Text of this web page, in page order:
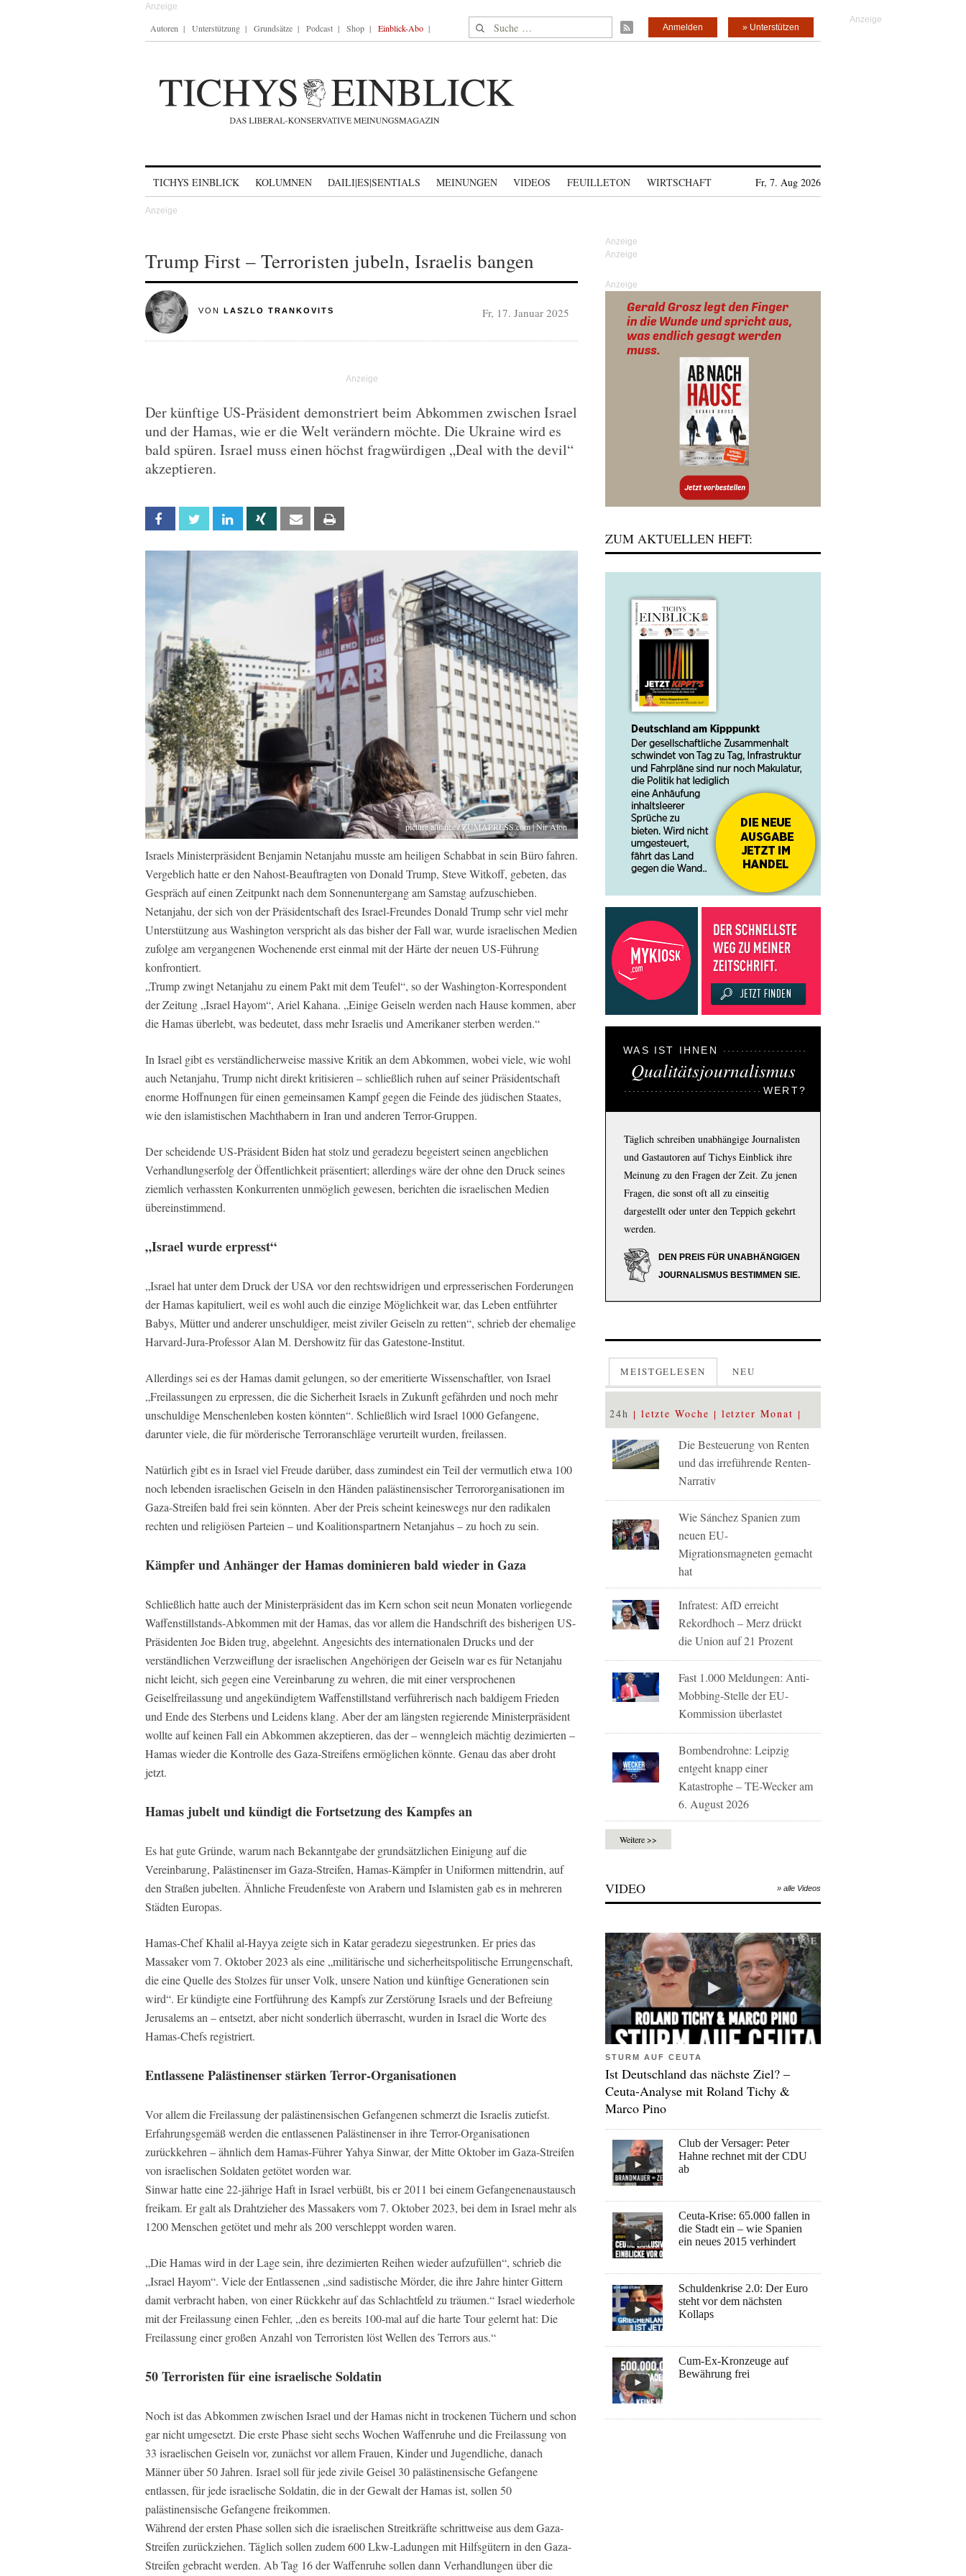
Autoren Unterstützung Grundsätze Podcast Shop Einblick-Abo Suche nach: » Unterstützen
Anmelden
TICHYS EINBLICK KOLUMNEN DAILI|ES|SENTIALS MEINUNGEN VIDEOS FEUILLETON WIRTSCHAFT Fr, 7. Aug 2026
Trump First – Terroristen jubeln, Israelis bangen
VON LASZLO TRANKOVITS Fr, 17. Januar 2025
Der künftige US-Präsident demonstriert beim Abkommen zwischen Israel
und der Hamas, wie er die Welt verändern möchte. Die Ukraine wird es
bald spüren. Israel muss einen höchst fragwürdigen „Deal with the devil“
akzeptieren.
Facebook Twitter Linkedin Xing Email
picture alliance / ZUMAPRESS.com | Nir Alon
Israels Ministerpräsident Benjamin Netanjahu musste am heiligen Schabbat in sein Büro fahren.
Vergeblich hatte er den Nahost-Beauftragten von Donald Trump, Steve Witkoff, gebeten, das
Gespräch auf einen Zeitpunkt nach dem Sonnenuntergang am Samstag aufzuschieben.
Netanjahu, der sich von der Präsidentschaft des Israel-Freundes Donald Trump sehr viel mehr
Unterstützung aus Washington verspricht als das bisher der Fall war, wurde israelischen Medien
zufolge am vergangenen Wochenende erst einmal mit der Härte der neuen US-Führung
konfrontiert.
„Trump zwingt Netanjahu zu einem Pakt mit dem Teufel“, so der Washington-Korrespondent
der Zeitung „Israel Hayom“, Ariel Kahana. „Einige Geiseln werden nach Hause kommen, aber
die Hamas überlebt, was bedeutet, dass mehr Israelis und Amerikaner sterben werden.“
In Israel gibt es verständlicherweise massive Kritik an dem Abkommen, wobei viele, wie wohl
auch Netanjahu, Trump nicht direkt kritisieren – schließlich ruhen auf seiner Präsidentschaft
enorme Hoffnungen für einen gemeinsamen Kampf gegen die Feinde des jüdischen Staates,
wie den islamistischen Machthabern in Iran und anderen Terror-Gruppen.
Der scheidende US-Präsident Biden hat stolz und geradezu begeistert seinen angeblichen
Verhandlungserfolg der Öffentlichkeit präsentiert; allerdings wäre der ohne den Druck seines
ziemlich verhassten Konkurrenten unmöglich gewesen, berichten die israelischen Medien
übereinstimmend.
„Israel wurde erpresst“
„Israel hat unter dem Druck der USA vor den rechtswidrigen und erpresserischen Forderungen
der Hamas kapituliert, weil es wohl auch die einzige Möglichkeit war, das Leben entführter
Babys, Mütter und anderer unschuldiger, meist ziviler Geiseln zu retten“, schrieb der ehemalige
Harvard-Jura-Professor Alan M. Dershowitz für das Gatestone-Institut.
Allerdings sei es der Hamas damit gelungen, so der emeritierte Wissenschaftler, von Israel
„Freilassungen zu erpressen, die die Sicherheit Israels in Zukunft gefährden und noch mehr
unschuldige Menschenleben kosten könnten“. Schließlich wird Israel 1000 Gefangene,
darunter viele, die für mörderische Terroranschläge verurteilt wurden, freilassen.
Natürlich gibt es in Israel viel Freude darüber, dass zumindest ein Teil der vermutlich etwa 100
noch lebenden israelischen Geiseln in den Händen palästinensischer Terrororganisationen im
Gaza-Streifen bald frei sein könnten. Aber der Preis scheint keineswegs nur den radikalen
rechten und religiösen Parteien – und Koalitionspartnern Netanjahus – zu hoch zu sein.
Kämpfer und Anhänger der Hamas dominieren bald wieder in Gaza
Schließlich hatte auch der Ministerpräsident das im Kern schon seit neun Monaten vorliegende
Waffenstillstands-Abkommen mit der Hamas, das vor allem die Handschrift des bisherigen US-
Präsidenten Joe Biden trug, abgelehnt. Angesichts des internationalen Drucks und der
verständlichen Verzweiflung der israelischen Angehörigen der Geiseln war es für Netanjahu
nicht leicht, sich gegen eine Vereinbarung zu wehren, die mit einer versprochenen
Geiselfreilassung und angekündigtem Waffenstillstand verführerisch nach baldigem Frieden
und Ende des Sterbens und Leidens klang. Aber der am längsten regierende Ministerpräsident
wollte auf keinen Fall ein Abkommen akzeptieren, das der – wenngleich mächtig dezimierten –
Hamas wieder die Kontrolle des Gaza-Streifens ermöglichen könnte. Genau das aber droht
jetzt.
Hamas jubelt und kündigt die Fortsetzung des Kampfes an
Es hat gute Gründe, warum nach Bekanntgabe der grundsätzlichen Einigung auf die
Vereinbarung, Palästinenser im Gaza-Streifen, Hamas-Kämpfer in Uniformen mittendrin, auf
den Straßen jubelten. Ähnliche Freudenfeste von Arabern und Islamisten gab es in mehreren
Städten Europas.
Hamas-Chef Khalil al-Hayya zeigte sich in Katar geradezu siegestrunken. Er pries das
Massaker vom 7. Oktober 2023 als eine „militärische und sicherheitspolitische Errungenschaft,
die eine Quelle des Stolzes für unser Volk, unsere Nation und künftige Generationen sein
wird“. Er kündigte eine Fortführung des Kampfs zur Zerstörung Israels und der Befreiung
Jerusalems an – entsetzt, aber nicht sonderlich überrascht, wurden in Israel die Worte des
Hamas-Chefs registriert.
Entlassene Palästinenser stärken Terror-Organisationen
Vor allem die Freilassung der palästinensischen Gefangenen schmerzt die Israelis zutiefst.
Erfahrungsgemäß werden die entlassenen Palästinenser in ihre Terror-Organisationen
zurückkehren – ähnlich dem Hamas-Führer Yahya Sinwar, der Mitte Oktober im Gaza-Streifen
von israelischen Soldaten getötet worden war.
Sinwar hatte eine 22-jährige Haft in Israel verbüßt, bis er 2011 bei einem Gefangenenaustausch
freikam. Er galt als Drahtzieher des Massakers vom 7. Oktober 2023, bei dem in Israel mehr als
1200 Menschen getötet und mehr als 200 verschleppt worden waren.
„Die Hamas wird in der Lage sein, ihre dezimierten Reihen wieder aufzufüllen“, schrieb die
„Israel Hayom“. Viele der Entlassenen „sind sadistische Mörder, die ihre Jahre hinter Gittern
damit verbracht haben, von einer Rückkehr auf das Schlachtfeld zu träumen.“ Israel wiederhole
mit der Freilassung einen Fehler, „den es bereits 100-mal auf die harte Tour gelernt hat: Die
Freilassung einer großen Anzahl von Terroristen löst Wellen des Terrors aus.“
50 Terroristen für eine israelische Soldatin
Noch ist das Abkommen zwischen Israel und der Hamas nicht in trockenen Tüchern und schon
gar nicht umgesetzt. Die erste Phase sieht sechs Wochen Waffenruhe und die Freilassung von
33 israelischen Geiseln vor, zunächst vor allem Frauen, Kinder und Jugendliche, danach
Männer über 50 Jahren. Israel soll für jede zivile Geisel 30 palästinensische Gefangene
entlassen, für jede israelische Soldatin, die in der Gewalt der Hamas ist, sollen 50
palästinensische Gefangene freikommen.
Während der ersten Phase sollen sich die israelischen Streitkräfte schrittweise aus dem Gaza-
Streifen zurückziehen. Täglich sollen zudem 600 Lkw-Ladungen mit Hilfsgütern in den Gaza-
Streifen gebracht werden. Ab Tag 16 der Waffenruhe sollen dann Verhandlungen über die
Anzeige
ZUM AKTUELLEN HEFT:
WAS IST IHNEN
Qualitätsjournalismus
WERT?
Täglich schreiben unabhängige Journalisten
und Gastautoren auf Tichys Einblick ihre
Meinung zu den Fragen der Zeit. Zu jenen
Fragen, die sonst oft all zu einseitig
dargestellt oder unter den Teppich gekehrt
werden.
DEN PREIS FÜR UNABHÄNGIGEN
JOURNALISMUS BESTIMMEN SIE.
MEISTGELESEN NEU
24h letzte Woche letzter Monat
Die Besteuerung von Renten
und das irreführende Renten-
Narrativ
Wie Sánchez Spanien zum
neuen EU-
Migrationsmagneten gemacht
hat
Infratest: AfD erreicht
Rekordhoch – Merz drückt
die Union auf 21 Prozent
Fast 1.000 Meldungen: Anti-
Mobbing-Stelle der EU-
Kommission überlastet
Bombendrohne: Leipzig
entgeht knapp einer
Katastrophe – TE-Wecker am
6. August 2026
Weitere >>
VIDEO » alle Videos
STURM AUF CEUTA
Ist Deutschland das nächste Ziel? –
Ceuta-Analyse mit Roland Tichy &
Marco Pino
Club der Versager: Peter
Hahne rechnet mit der CDU
ab
Ceuta-Krise: 65.000 fallen in
die Stadt ein – wie Spanien
ein neues 2015 verhindert
Schuldenkrise 2.0: Der Euro
steht vor dem nächsten
Kollaps
Cum-Ex-Kronzeuge auf
Bewährung frei